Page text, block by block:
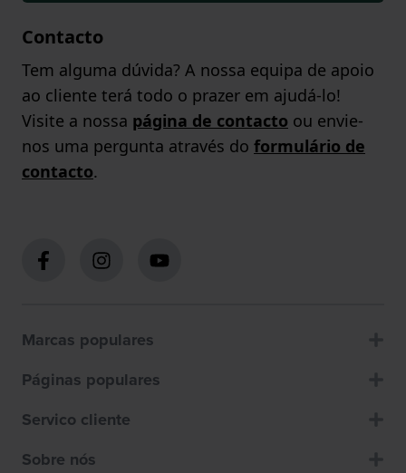
Contacto
Tem alguma dúvida? A nossa equipa de apoio
ao cliente terá todo o prazer em ajudá-lo!
Visite a nossa página de contacto ou envie-
nos uma pergunta através do formulário de
contacto.
Marcas populares
Páginas populares
Servico cliente
Sobre nós